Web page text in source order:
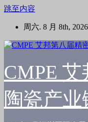
跳至内容
周六. 8 月 8th, 2026
CMPE
陶瓷产